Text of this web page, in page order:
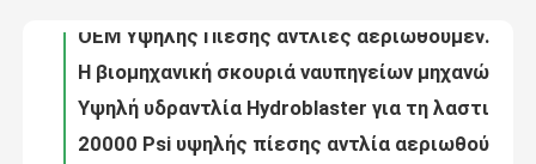
Έλεγχος ποιότητας
Επικοινωνήστε μαζί μας
Βιομηχανικός υδρο αεριωθούμενος φραγμός υψηλών αεριωθούμενων υδραντλιών 500 στο φραγμό 1500